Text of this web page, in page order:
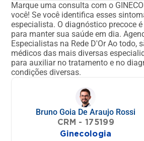
Marque uma consulta com o
você!Se você identifica esses
especialista. O diagnóstico precoce
para manter sua saúde em dia.
Especialistas na Rede D'OrAo todo,
médicos das mais diversas
para auxiliar no tratamento e no
condições diversas.
Bruno Goia De Araujo Rossi
CRM - 175199
Ginecologia